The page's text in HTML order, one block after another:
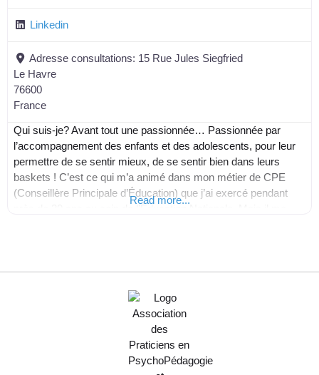
Linkedin
Adresse consultations: 15 Rue Jules Siegfried
Le Havre
76600
France
Qui suis-je? Avant tout une passionnée… Passionnée par
l’accompagnement des enfants et des adolescents, pour leur
permettre de se sentir mieux, de se sentir bien dans leurs
baskets ! C’est ce qui m’a animé dans mon métier de CPE
(Conseillère Principale d’Éducation) que j’ai exercé pendant
Read more...